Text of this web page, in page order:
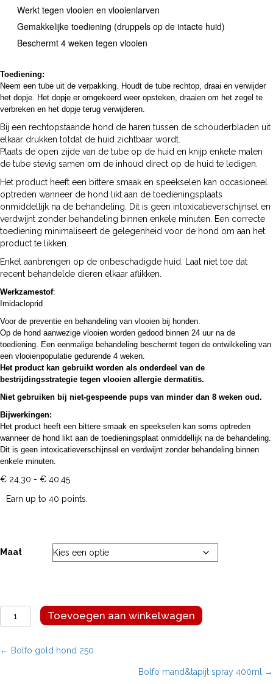
Werkt tegen vlooien en vlooienlarven
Gemakkelijke toediening (druppels op de intacte huid)
Beschermt 4 weken tegen vlooien
Toediening:
Neem een tube uit de verpakking. Houdt de tube rechtop, draai en verwijder
het dopje. Het dopje er omgekeerd weer opsteken, draaien om het zegel te
verbreken en het dopje terug verwijderen.
Bij een rechtopstaande hond de haren tussen de schouderbladen uit
elkaar drukken totdat de huid zichtbaar wordt.
Plaats de open zijde van de tube op de huid en knijp enkele malen
de tube stevig samen om de inhoud direct op de huid te ledigen.
Het product heeft een bittere smaak en speekselen kan occasioneel
optreden wanneer de hond likt aan de toedieningsplaats
onmiddellijk na de behandeling. Dit is geen intoxicatieverschijnsel en
verdwijnt zonder behandeling binnen enkele minuten. Een correcte
toediening minimaliseert de gelegenheid voor de hond om aan het
product te likken.
Enkel aanbrengen op de onbeschadigde huid. Laat niet toe dat
recent behandelde dieren elkaar aflikken.
Werkzamestof:
Imidacloprid
Voor de preventie en behandeling van vlooien bij honden.
Op de hond aanwezige vlooien worden gedood binnen 24 uur na de
toediening. Een eenmalige behandeling beschermt tegen de ontwikkeling van
een vlooienpopulatie gedurende 4 weken.
Het product kan gebruikt worden als onderdeel van de
bestrijdingsstrategie tegen vlooien allergie dermatitis.
Niet gebruiken bij niet-gespeende pups van minder dan 8 weken oud.
Bijwerkingen:
Het product heeft een bittere smaak en speekselen kan soms optreden
wanneer de hond likt aan de toedieningsplaat onmiddellijk na de behandeling.
Dit is geen intoxicatieverschijnsel en verdwijnt zonder behandeling binnen
enkele minuten.
€ 24,30 - € 40,45Prijsklasse:
tot
Earn up to 40 points.
Maat
gold
400
Toevoegen aan winkelwagen
Posts
← Bolfo gold hond 250
Bolfo mand&tapijt spray 400ml →